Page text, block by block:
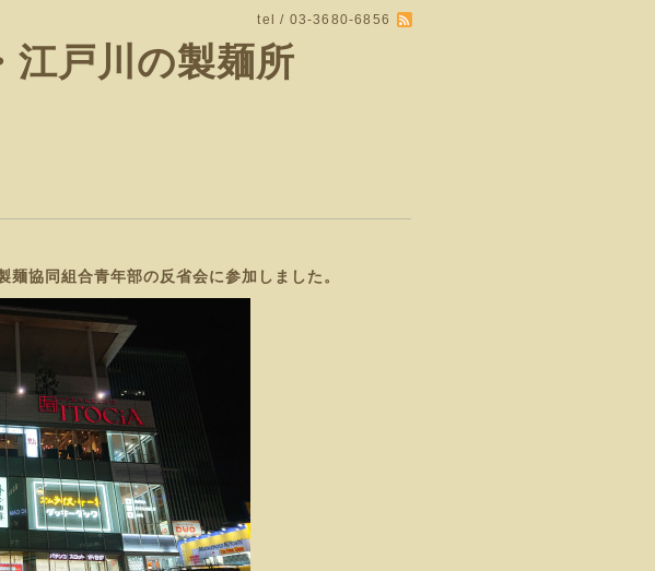
tel / 03-3680-6856
戸川の製麺所
協同組合青年部の反省会に参加しました。